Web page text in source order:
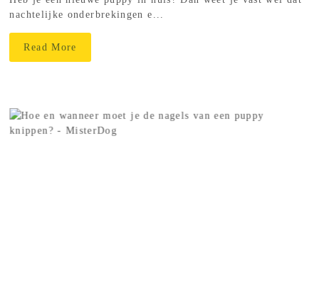
nachtelijke onderbrekingen e...
Read More